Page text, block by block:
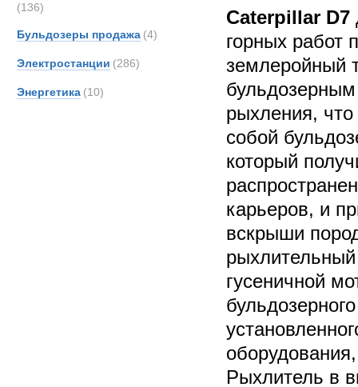
(136)
Бульдозеры продажа (4)
Электростанции (286)
Энергетика (10)
Caterpillar D7
горных работ
землеройный
рыхления, что
собой
который
карьеров, и
вскрыши
рыхлительный
гусеничной
Рыхлитель в